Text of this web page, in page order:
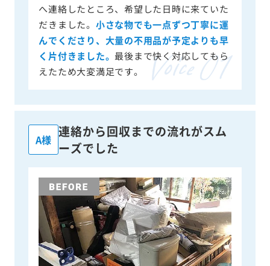
へ連絡したところ、希望した日時に来ていた
だきました。 小さな物でも一点ずつ丁寧に運
んでくださり、大量の不用品が予定よりも早
く片付きました。 最後まで快く対応してもら
えたため大変満足です。
A様
連絡から回収までの流れがスム
ーズでした